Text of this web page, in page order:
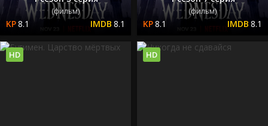
(фильм)
8.1 8.1
(фильм)
8.1 8.1
HD HD